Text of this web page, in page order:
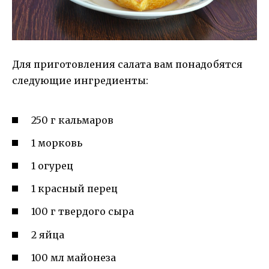
Для приготовления салата вам понадобятся
следующие ингредиенты:
250 г кальмаров
1 морковь
1 огурец
1 красный перец
100 г твердого сыра
2 яйца
100 мл майонеза